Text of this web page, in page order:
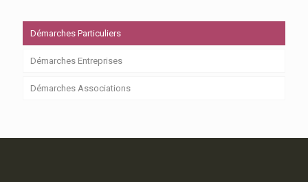
Démarches Particuliers
Démarches Entreprises
Démarches Associations